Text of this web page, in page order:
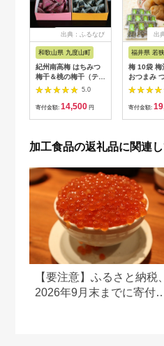
出典：ふるなび
和歌山県 九度山町
紀州南高梅 はちみつ
梅干＆桃の梅干（テト
ラピロー）各12個入
5.0
寄付金額: 14,500 円
出
福井県 若
梅 10袋 梅
おつまみ
ム 梅
寄付金額:
加工食品の返礼品に関連
【要注意】ふるさと納税、
2026年9月末までに寄付